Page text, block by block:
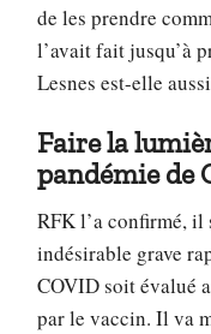
de les prendre
l’avait fait jusqu’à
Lesnes est-elle
Faire la
pandémie de
RFK l’a confirmé, il
indésirable grave
COVID soit évalué
par le vaccin. Il va